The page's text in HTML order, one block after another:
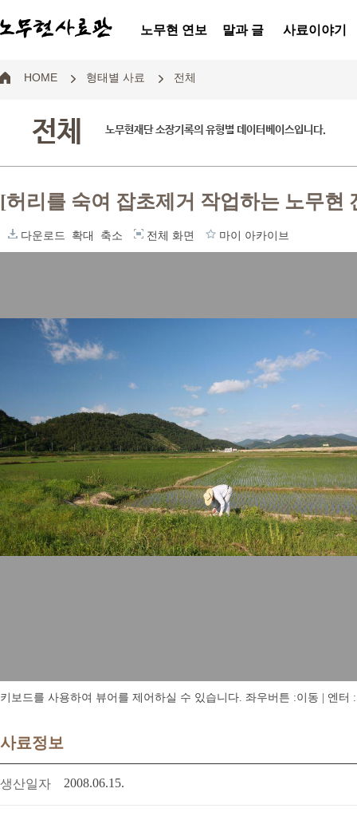
노무현 연보 말과 글 사료이야기
HOME 형태별 사료 전체
전체 노무현재단 소장기록의 유형별 데이터베이스입니다.
[허리를 숙여 잡초제거 작업하는 노무현
다운로드 확대 축소 전체 화면 마이 아카이브
키보드를 사용하여 뷰어를 제어하실 수 있습니다. 좌우버튼 :이동 | 엔터
사료정보
생산일자 2008.06.15.